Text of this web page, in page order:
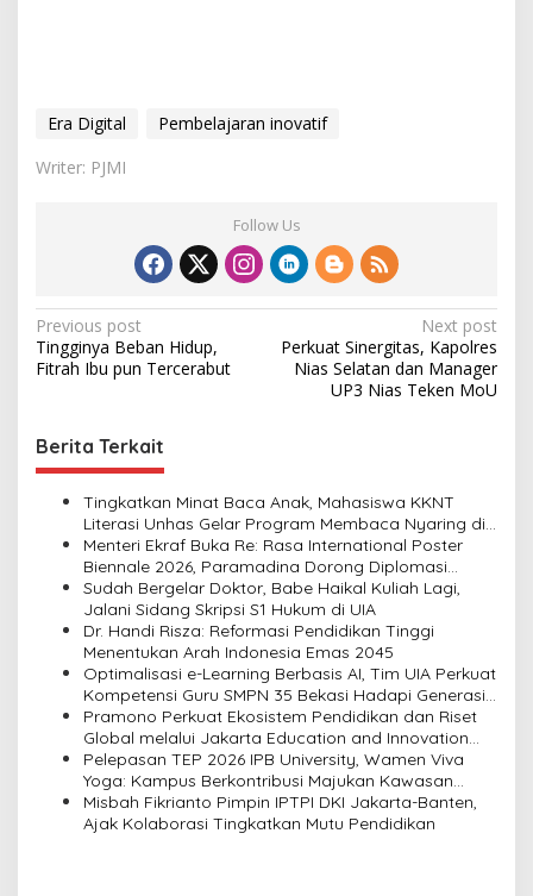
Era Digital
Pembelajaran inovatif
Writer: PJMI
Follow Us
P
o
t
n
Previous post
Tingginya Beban Hidup,
Fitrah Ibu pun Tercerabut
Next post
Perkuat Sinergitas, Kapolres
Nias Selatan dan Manager
UP3 Nias Teken MoU
Berita Terkait
Tingkatkan Minat Baca Anak, Mahasiswa KKNT
Literasi Unhas Gelar Program Membaca Nyaring di
Lima Dusun Desa Laikang
Menteri Ekraf Buka Re: Rasa International Poster
Biennale 2026, Paramadina Dorong Diplomasi
Budaya Visual
Sudah Bergelar Doktor, Babe Haikal Kuliah Lagi,
Jalani Sidang Skripsi S1 Hukum di UIA
Dr. Handi Risza: Reformasi Pendidikan Tinggi
Menentukan Arah Indonesia Emas 2045
Optimalisasi e-Learning Berbasis AI, Tim UIA Perkuat
Kompetensi Guru SMPN 35 Bekasi Hadapi Generasi
Alpha
Pramono Perkuat Ekosistem Pendidikan dan Riset
Global melalui Jakarta Education and Innovation
Center
Pelepasan TEP 2026 IPB University, Wamen Viva
Yoga: Kampus Berkontribusi Majukan Kawasan
Transmigrasi
Misbah Fikrianto Pimpin IPTPI DKI Jakarta-Banten,
Ajak Kolaborasi Tingkatkan Mutu Pendidikan